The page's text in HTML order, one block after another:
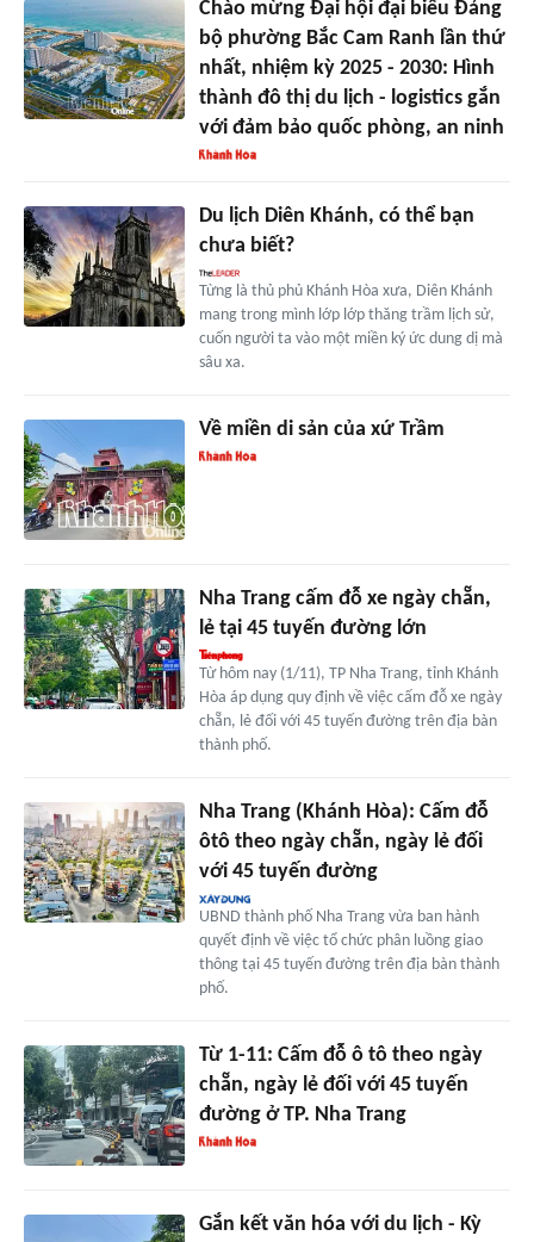
Chào mừng Đại hội đại biểu Đảng
bộ phường Bắc Cam Ranh lần thứ
nhất, nhiệm kỳ 2025 - 2030: Hình
thành đô thị du lịch - logistics gắn
với đảm bảo quốc phòng, an ninh
Du lịch Diên Khánh, có thể bạn
chưa biết?
Từng là thủ phủ Khánh Hòa xưa, Diên Khánh
mang trong mình lớp lớp thăng trầm lịch sử,
cuốn người ta vào một miền ký ức dung dị mà
sâu xa.
Về miền di sản của xứ Trầm
Nha Trang cấm đỗ xe ngày chẵn,
lẻ tại 45 tuyến đường lớn
Từ hôm nay (1/11), TP Nha Trang, tỉnh Khánh
Hòa áp dụng quy định về việc cấm đỗ xe ngày
chẵn, lẻ đối với 45 tuyến đường trên địa bàn
thành phố.
Nha Trang (Khánh Hòa): Cấm đỗ
ôtô theo ngày chẵn, ngày lẻ đối
với 45 tuyến đường
UBND thành phố Nha Trang vừa ban hành
quyết định về việc tổ chức phân luồng giao
thông tại 45 tuyến đường trên địa bàn thành
phố.
Từ 1-11: Cấm đỗ ô tô theo ngày
chẵn, ngày lẻ đối với 45 tuyến
đường ở TP. Nha Trang
Gắn kết văn hóa với du lịch - Kỳ